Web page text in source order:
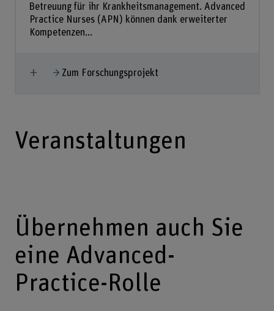
Betreuung für ihr Krankheitsmanagement. Advanced
Practice Nurses (APN) können dank erweiterter
Kompetenzen...
Mehr anzeigen
Zum Forschungsprojekt
Veranstaltungen
Übernehmen auch Sie
eine Advanced-
Practice-Rolle